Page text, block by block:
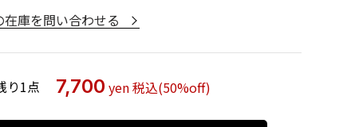
庫を問い合わせる
り1点 7,700 yen税込(50%off)